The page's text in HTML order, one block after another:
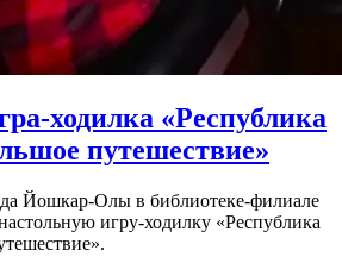
ходилка «Республика
путешествие»
Йошкар-Олы в библиотеке-филиале
игру-ходилку «Республика